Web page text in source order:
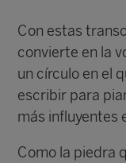
Con estas
convierte en la
un círculo en el
escribir para
más influyentes
Como la piedra